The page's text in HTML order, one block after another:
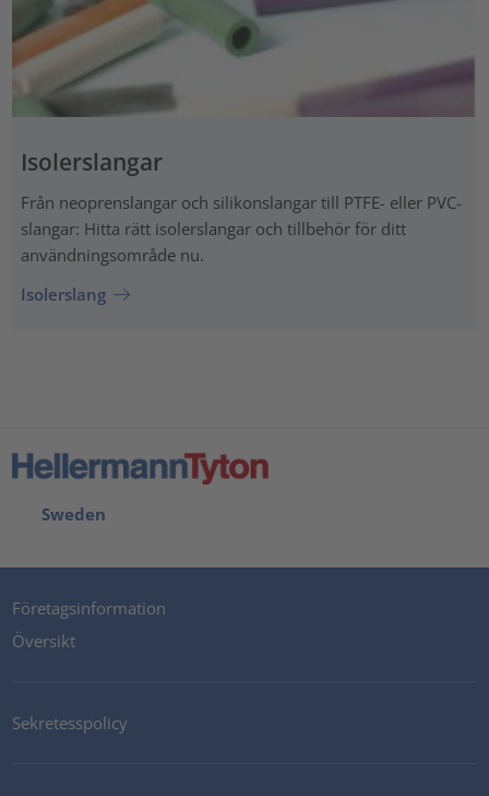
Isolerslangar
Från neoprenslangar och silikonslangar till PTFE- eller PVC-
slangar: Hitta rätt isolerslangar och tillbehör för ditt
användningsområde nu.
Isolerslang
Sweden
Företagsinformation
Översikt
Sekretesspolicy